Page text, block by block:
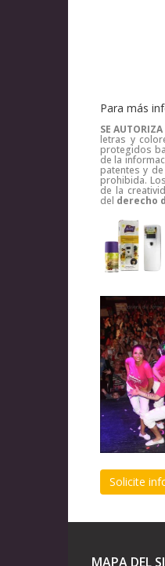
Para más
SE
letras y
protegidos
de la
patentes y
prohibida.
de la
del derecho
Solicite
MAPA DEL